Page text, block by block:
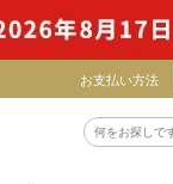
お支払い方法